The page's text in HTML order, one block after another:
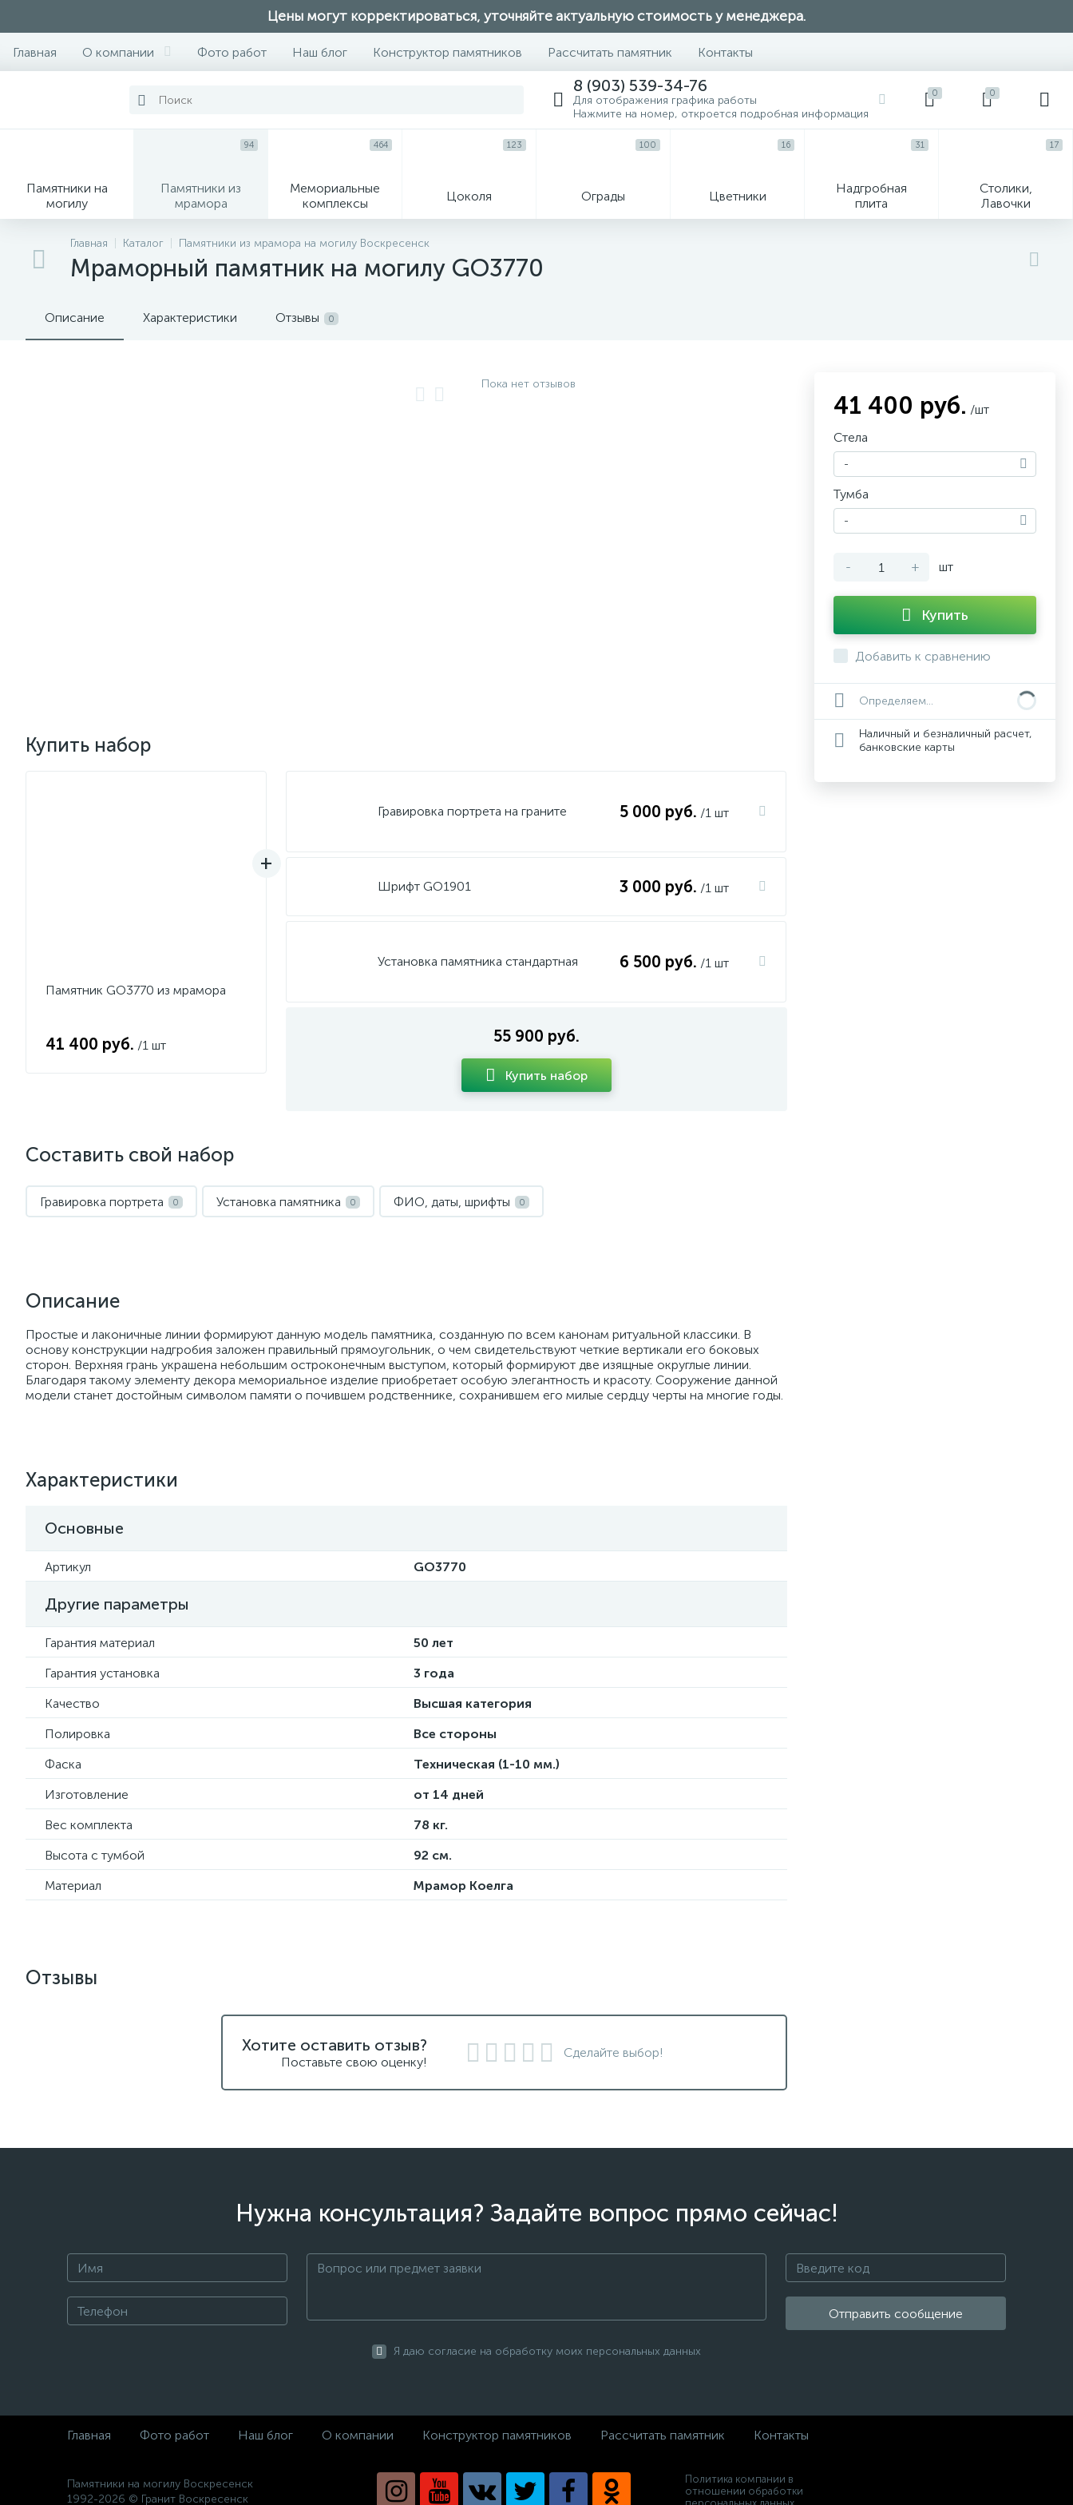
Цены могут корректироваться, уточняйте актуальную стоимость у менеджера.
Главная О компании Фото работ Наш блог Конструктор памятников Рассчитать памятник Контакты
8 (903) 539-34-76
Для отображения графика работы
Нажмите на номер, откроется подробная информация
0 0
Памятники на
могилу
Памятники из
мрамора
94
Мемориальные
комплексы
464
Цоколя
123
Ограды
100
Цветники
16
Надгробная
плита
31
Столики,
Лавочки
17
Могильные кресты
Главная Каталог Памятники из мрамора на могилу Воскресенск
Мраморный памятник на могилу GO3770
Описание Характеристики Отзывы 0
Пока нет отзывов
Купить набор
Памятник GO3770 из мрамора
41 400 руб. /1 шт
Гравировка портрета на граните 5 000 руб. /1 шт
Шрифт GO1901 3 000 руб. /1 шт
Установка памятника стандартная 6 500 руб. /1 шт
55 900 руб.
Купить набор
Составить свой набор
Гравировка портрета 0 Установка памятника 0 ФИО, даты, шрифты 0
Описание
Простые и лаконичные линии формируют данную модель памятника, созданную по всем канонам ритуальной классики. В
основу конструкции надгробия заложен правильный прямоугольник, о чем свидетельствуют четкие вертикали его боковых
сторон. Верхняя грань украшена небольшим остроконечным выступом, который формируют две изящные округлые линии.
Благодаря такому элементу декора мемориальное изделие приобретает особую элегантность и красоту. Сооружение данной
модели станет достойным символом памяти о почившем родственнике, сохранившем его милые сердцу черты на многие годы.
Характеристики
Основные
Артикул GO3770
Другие параметры
Гарантия материал
50 лет
Гарантия установка
3 года
Качество
Высшая категория
Полировка
Все стороны
Фаска
Техническая (1-10 мм.)
Изготовление
от 14 дней
Вес комплекта
78 кг.
Высота с тумбой
92 см.
Материал
Мрамор Коелга
41 400 руб. /шт
Стела
-
Тумба
-
- + шт
Купить
Добавить к сравнению
Определяем...
Наличный и безналичный расчет,
банковские карты
Отзывы
Хотите оставить отзыв?
Поставьте свою оценку!
Сделайте выбор!
Нужна консультация? Задайте вопрос прямо сейчас!
Отправить сообщение
Я даю согласие на обработку моих персональных данных
Главная Фото работ Наш блог О компании Конструктор памятников Рассчитать памятник Контакты
Памятники на могилу Воскресенск
1992-2026 © Гранит Воскресенск
Политика компании в
отношении обработки